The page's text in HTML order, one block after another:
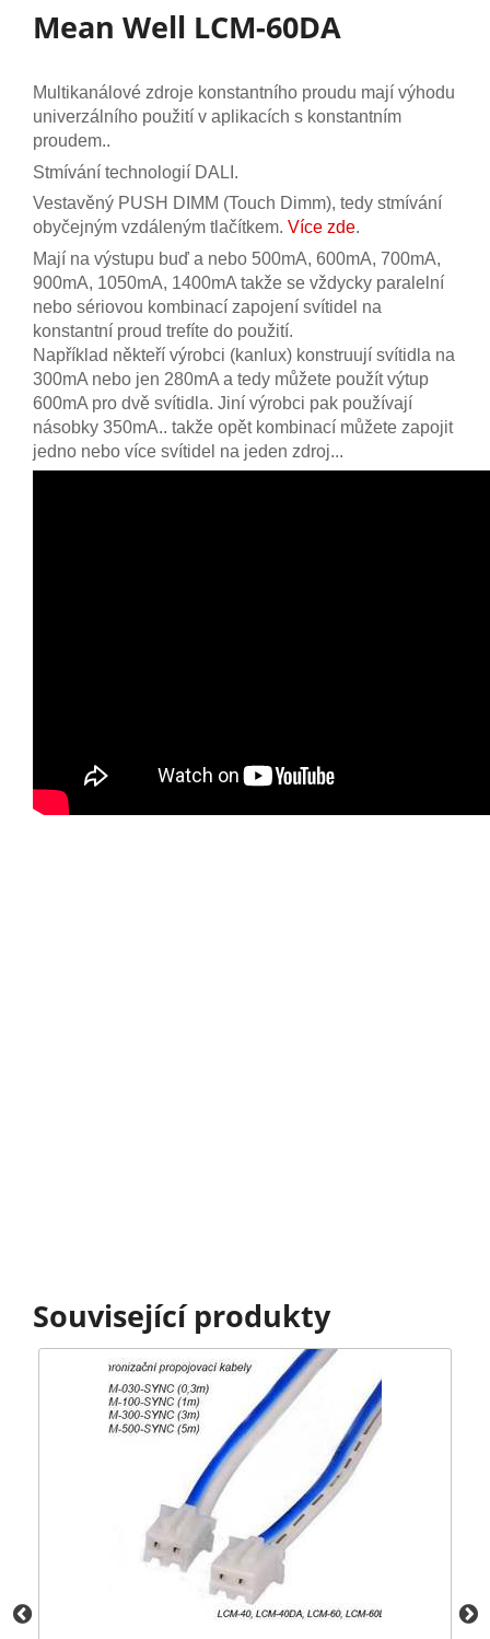
Mean Well LCM-60DA
Multikanálové zdroje konstantního proudu mají výhodu
univerzálního použití v aplikacích s konstantním
proudem..
Stmívání technologií DALI.
Vestavěný PUSH DIMM (Touch Dimm), tedy stmívání
obyčejným vzdáleným tlačítkem. Více zde.
Mají na výstupu buď a nebo 500mA, 600mA, 700mA,
900mA, 1050mA, 1400mA takže se vždycky paralelní
nebo sériovou kombinací zapojení svítidel na
konstantní proud trefíte do použití.
Například někteří výrobci (kanlux) konstruují svítidla na
300mA nebo jen 280mA a tedy můžete použít výtup
600mA pro dvě svítidla. Jiní výrobci pak používají
násobky 350mA.. takže opět kombinací můžete zapojit
jedno nebo více svítidel na jeden zdroj...
Související produkty